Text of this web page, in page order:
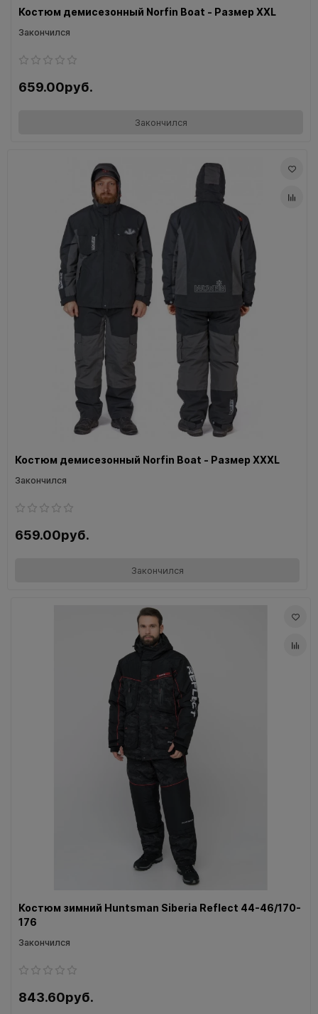
Костюм демисезонный Norfin Boat - Размер XXL
Закончился
659.00руб.
Закончился
Костюм демисезонный Norfin Boat - Размер XXXL
Закончился
659.00руб.
Закончился
Костюм зимний Huntsman Siberia Reflect 44-46/170-
176
Закончился
843.60руб.